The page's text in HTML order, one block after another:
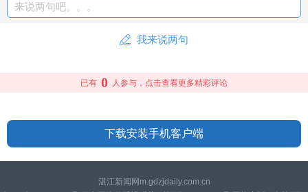
来说两句吧。。。
我来说两句
已有 0 人参与，点击查看更多精彩评论
下载安装手机客户端
湛江新闻网m.gdzjdaily.com.cn